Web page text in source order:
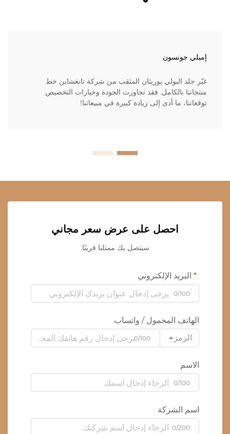
إميلي جونسون
غيّر جلد البولي يوريثان المثقب من شركة تانغشاين خط
منتجاتنا بالكامل. فقد تجاوزت الجودة وخيارات التخصيص
توقعاتنا، ما أدى إلى زيادة كبيرة في مبيعاتنا!
احصل على عرض سعر مجاني
سيتصل بك ممثلنا قريبًا.
البريد الإلكتروني
0/100
الهاتف المحمول / واتساب
الرمز
0/100
الاسم
0/100
اسم الشركة
0/200